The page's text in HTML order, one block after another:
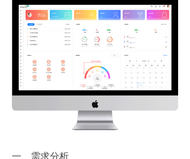
一、需求分析